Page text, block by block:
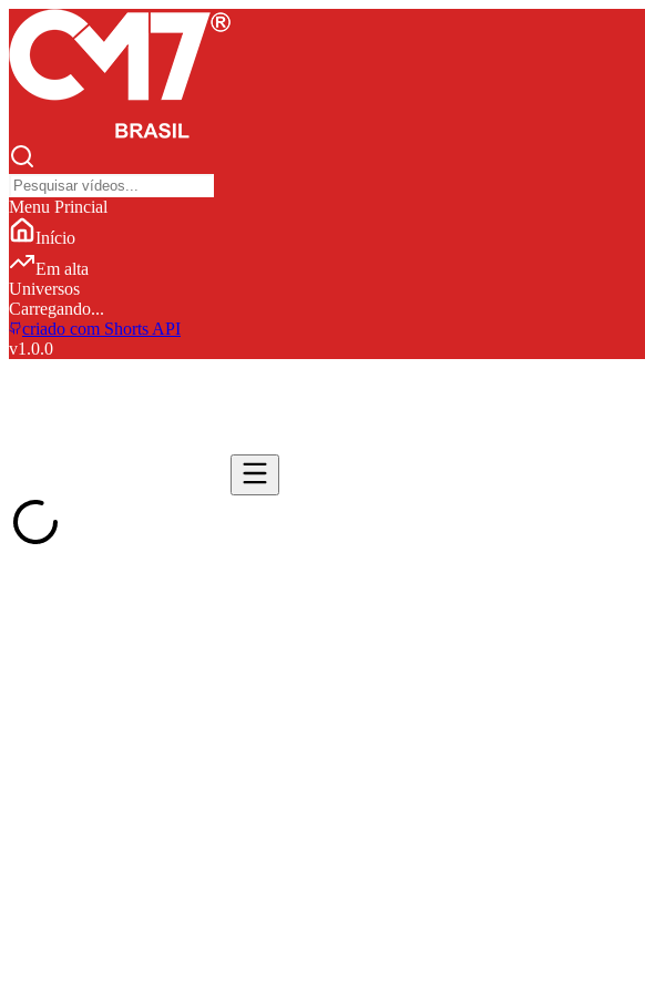
Menu Princial
Início
Em alta
Universos
Carregando...
criado com Shorts API
v1.0.0